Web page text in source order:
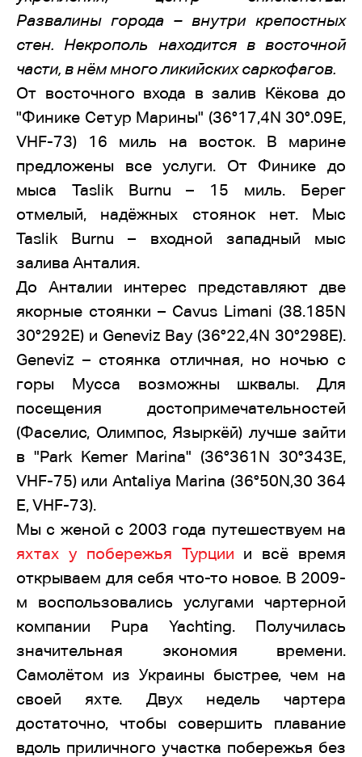
Развалины города – внутри крепостных
стен. Некрополь находится в восточной
части, в нём много ликийских саркофагов.
От восточного входа в залив Кёкова до
"Финике Сетур Марины" (36°17,4N 30°.09E,
VHF-73) 16 миль на восток. В марине
предложены все услуги. От Финике до
мыса Taslik Burnu – 15 миль. Берег
отмелый, надёжных стоянок нет. Мыс
Taslik Burnu – входной западный мыс
залива Анталия.
До Анталии интерес представляют две
якорные стоянки – Cavus Limani (38.185N
30°292E) и Geneviz Bay (36°22,4N 30°298E).
Geneviz – стоянка отличная, но ночью с
горы Мусса возможны шквалы. Для
посещения достопримечательностей
(Фаселис, Олимпос, Языркёй) лучше зайти
в "Park Kemer Marina" (36°361N 30°343E,
VHF-75) или Antaliya Marina (36°50N,30 364
E, VHF-73).
Мы с женой с 2003 года путешествуем на
яхтах у побережья Турции и всё время
открываем для себя что-то новое. В 2009-
м воспользовались услугами чартерной
компании Pupa Yachting. Получилась
значительная экономия времени.
Самолётом из Украины быстрее, чем на
своей яхте. Двух недель чартера
достаточно, чтобы совершить плавание
вдоль приличного участка побережья без